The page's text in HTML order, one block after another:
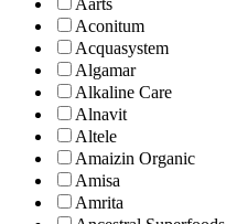
Aarts
Aconitum
Acquasystem
Algamar
Alkaline Care
Alnavit
Altele
Amaizin Organic
Amisa
Amrita